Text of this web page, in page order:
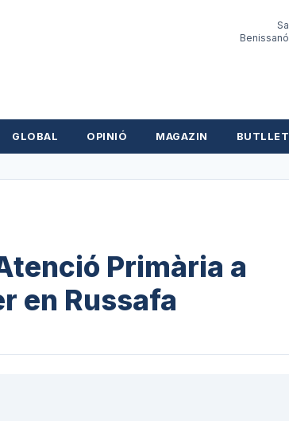
GLOBAL OPINIÓ MAGAZIN
Primària a
en Russafa